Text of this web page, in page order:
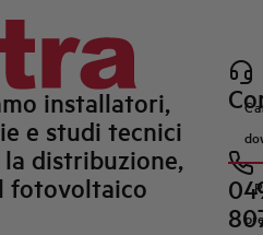
installatori,
e studi tecnici
distribuzione,
fotovoltaico